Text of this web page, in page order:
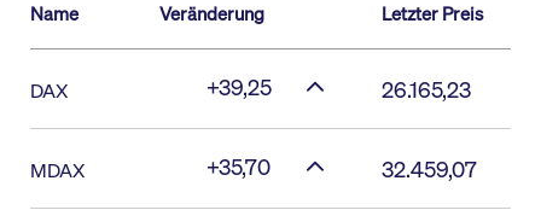
Name Veränderung Letzter Preis
DAX +39,25 26.165,23
MDAX +35,70 32.459,07